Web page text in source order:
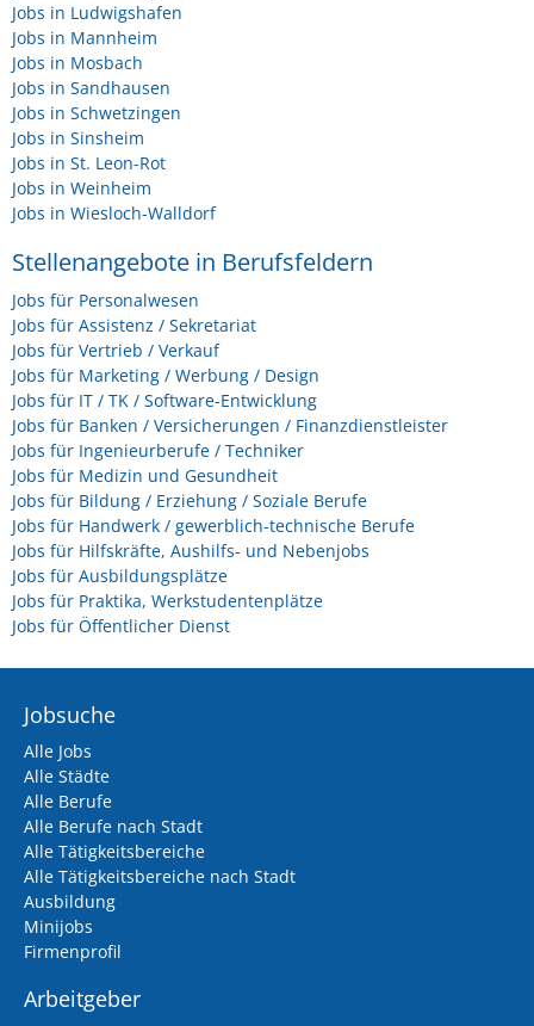
Jobs in Ludwigshafen
Jobs in Mannheim
Jobs in Mosbach
Jobs in Sandhausen
Jobs in Schwetzingen
Jobs in Sinsheim
Jobs in St. Leon-Rot
Jobs in Weinheim
Jobs in Wiesloch-Walldorf
Stellenangebote in Berufsfeldern
Jobs für Personalwesen
Jobs für Assistenz / Sekretariat
Jobs für Vertrieb / Verkauf
Jobs für Marketing / Werbung / Design
Jobs für IT / TK / Software-Entwicklung
Jobs für Banken / Versicherungen / Finanzdienstleister
Jobs für Ingenieurberufe / Techniker
Jobs für Medizin und Gesundheit
Jobs für Bildung / Erziehung / Soziale Berufe
Jobs für Handwerk / gewerblich-technische Berufe
Jobs für Hilfskräfte, Aushilfs- und Nebenjobs
Jobs für Ausbildungsplätze
Jobs für Praktika, Werkstudentenplätze
Jobs für Öffentlicher Dienst
Jobsuche
Alle Jobs
Alle Städte
Alle Berufe
Alle Berufe nach Stadt
Alle Tätigkeitsbereiche
Alle Tätigkeitsbereiche nach Stadt
Ausbildung
Minijobs
Firmenprofil
Arbeitgeber